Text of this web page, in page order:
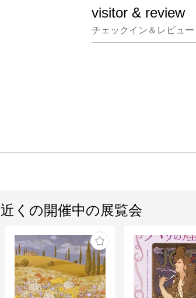
visitor & review
チェックイン＆レビュー
近くの開催中の展覧会